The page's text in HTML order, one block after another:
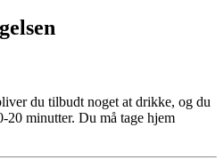
du tilbudt noget at drikke, og du
minutter. Du må tage hjem